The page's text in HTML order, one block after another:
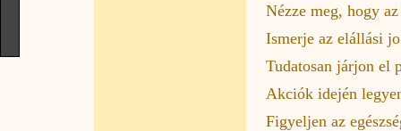
Nézze meg, hogy
Ismerje az elállási
Tudatosan járjon el
Akciók idején
Figyeljen az